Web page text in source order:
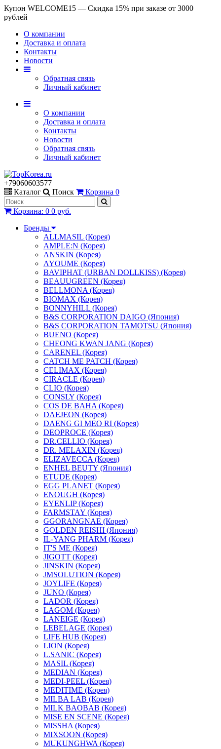
Купон WELCOME15 — Скидка 15% при заказе от 3000
рублей
О компании
Доставка и оплата
Контакты
Новости
Обратная связь
Личный кабинет
О компании
Доставка и оплата
Контакты
Новости
Обратная связь
Личный кабинет
+79060603577
Каталог
Поиск Корзина 0
Корзина: 0 0 руб.
Бренды
ALLMASIL (Корея)
AMPLE:N (Корея)
ANSKIN (Корея)
AYOUME (Корея)
BAVIPHAT (URBAN DOLLKISS) (Корея)
BEAUUGREEN (Корея)
BELLMONA (Корея)
BIOMAX (Корея)
BONNYHILL (Корея)
B&S CORPORATION DAIGO (Япония)
B&S CORPORATION TAMOTSU (Япония)
BUENO (Корея)
CHEONG KWAN JANG (Корея)
CARENEL (Корея)
CATCH ME PATCH (Корея)
CELIMAX (Корея)
CIRACLE (Корея)
CLIO (Корея)
CONSLY (Корея)
COS DE BAHA (Корея)
DAEJEON (Корея)
DAENG GI MEO RI (Корея)
DEOPROCE (Корея)
DR.CELLIO (Корея)
DR. MELAXIN (Корея)
ELIZAVECCA (Корея)
ENHEL BEUTY (Япония)
ETUDE (Корея)
EGG PLANET (Корея)
ENOUGH (Корея)
EYENLIP (Корея)
FARMSTAY (Корея)
GGORANGNAE (Корея)
GOLDEN REISHI (Япония)
IL-YANG PHARM (Корея)
IT'S ME (Корея)
JIGOTT (Корея)
JINSKIN (Корея)
JMSOLUTION (Корея)
JOYLIFE (Корея)
JUNO (Корея)
LADOR (Корея)
LAGOM (Корея)
LANEIGE (Корея)
LEBELAGE (Корея)
LIFE HUB (Корея)
LION (Корея)
L.SANIC (Корея)
MASIL (Корея)
MEDIAN (Корея)
MEDI-PEEL (Корея)
MEDITIME (Корея)
MILBA LAB (Корея)
MILK BAOBAB (Корея)
MISE EN SCENE (Корея)
MISSHA (Корея)
MIXSOON (Корея)
MUKUNGHWA (Корея)